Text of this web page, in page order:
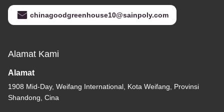
chinagoodgreenhouse10@sainpoly.com
Alamat Kami
Alamat
1908 Mid-Day, Weifang International, Kota Weifang, Provinsi
Shandong, Cina